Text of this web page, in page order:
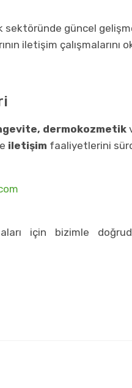
sektöründe güncel
iletişim çalışmalarını
dermokozmetik
iletişim faaliyetlerini
için bizimle